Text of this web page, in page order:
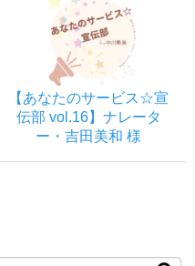
【あなたのサービス☆宣
伝部 vol.16】ナレータ
ー・吉田美和 様